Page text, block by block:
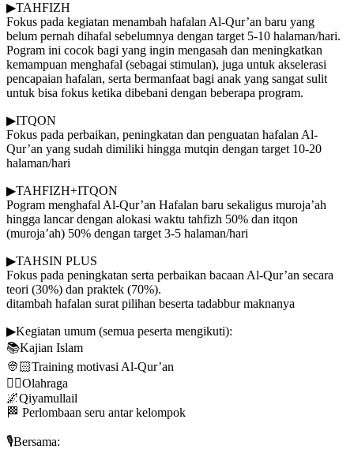
▶TAHFIZH
Fokus pada kegiatan menambah hafalan Al-Qur’an baru yang
belum pernah dihafal sebelumnya dengan target 5-10 halaman/hari.
Pogram ini cocok bagi yang ingin mengasah dan meningkatkan
kemampuan menghafal (sebagai stimulan), juga untuk akselerasi
pencapaian hafalan, serta bermanfaat bagi anak yang sangat sulit
untuk bisa fokus ketika dibebani dengan beberapa program.
▶ITQON
Fokus pada perbaikan, peningkatan dan penguatan hafalan Al-
Qur’an yang sudah dimiliki hingga mutqin dengan target 10-20
halaman/hari
▶TAHFIZH+ITQON
Pogram menghafal Al-Qur’an Hafalan baru sekaligus muroja’ah
hingga lancar dengan alokasi waktu tahfizh 50% dan itqon
(muroja’ah) 50% dengan target 3-5 halaman/hari
▶TAHSIN PLUS
Fokus pada peningkatan serta perbaikan bacaan Al-Qur’an secara
teori (30%) dan praktek (70%).
ditambah hafalan surat pilihan beserta tadabbur maknanya
▶Kegiatan umum (semua peserta mengikuti):
📚Kajian Islam
👳🏻Training motivasi Al-Qur’an
🏊🏻Olahraga
🌌Qiyamullail
🏁 Perlombaan seru antar kelompok
🎙Bersama: